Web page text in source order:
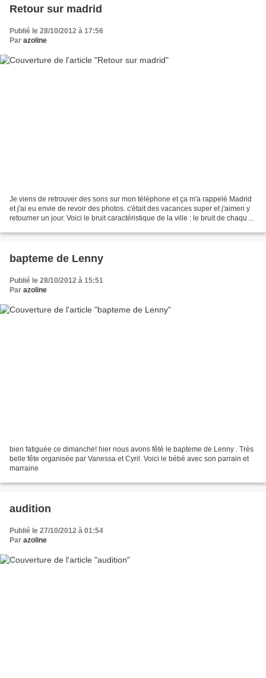
Retour sur madrid
Publié le 28/10/2012 à 17:56
Par azoline
Je viens de retrouver des sons sur mon téléphone et ça m'a rappelé Madrid
et j'ai eu envie de revoir des photos. c'était des vacances super et j'aimeri y
retourner un jour. Voici le bruit caractéristique de la ville : le bruit de chaque
bapteme de Lenny
Publié le 28/10/2012 à 15:51
Par azoline
bien fatiguée ce dimanche! hier nous avons fêté le bapteme de Lenny . Très
belle fête organisée par Vanessa et Cyril. Voici le bébé avec son parrain et
marraine
audition
Publié le 27/10/2012 à 01:54
Par azoline